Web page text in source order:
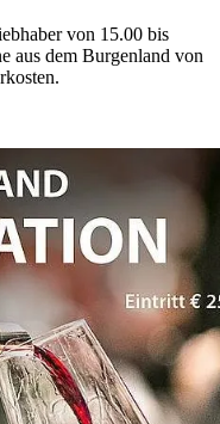
von 15.00 bis
aus dem Burgenland von